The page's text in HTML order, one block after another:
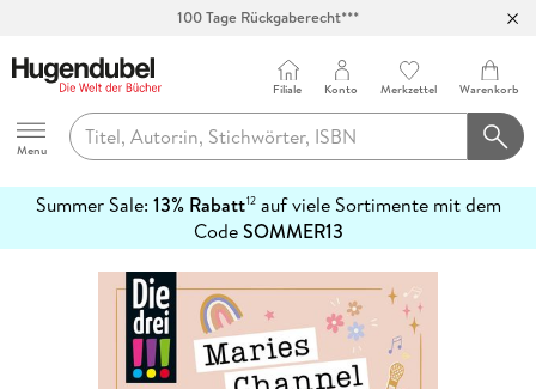
100 Tage Rückgaberecht***
Hugendubel
Menu
Filiale Konto Merkzettel Warenkorb
Summer Sale: 13% Rabatt12auf viele Sortimente mit dem
CodeSOMMER13
erfahren